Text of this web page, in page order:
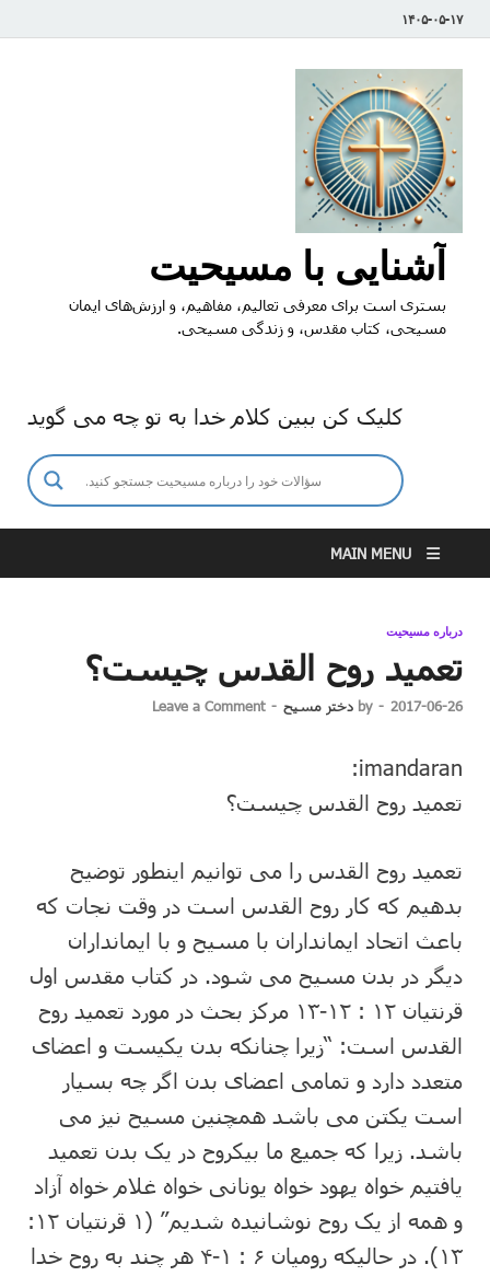
۱۴۰۵-۰۵-۱۷
آشنایی با مسیحیت
بستری است برای معرفی تعالیم، مفاهیم، و ارزش‌های ایمان
مسیحی، کتاب مقدس، و زندگی مسیحی.
کلیک کن ببین کلام خدا به تو چه می گوید
MAIN MENU
درباره مسیحیت
تعمید روح القدس چیست؟
2017-06-26
-
by دختر مسیح -
Leave a Comment
imandaran:
تعمید روح القدس چیست؟
تعمید روح القدس را می توانیم اینطور توضیح
بدهیم که کار روح القدس است در وقت نجات که
باعث اتحاد ایمانداران با مسیح و با ایمانداران
دیگر در بدن مسیح می شود. در کتاب مقدس اول
قرنتیان ۱۲ : ۱۲-۱۳ مرکز بحث در مورد تعمید روح
القدس است: “زیرا چنانکه بدن یکیست و اعضای
متعدد دارد و تمامی اعضای بدن اگر چه بسیار
است یکتن می باشد همچنین مسیح نیز می
باشد. زیرا که جمیع ما بیکروح در یک بدن تعمید
یافتیم خواه یهود خواه یونانی خواه غلام خواه آزاد
و همه از یک روح نوشانیده شدیم” (۱ قرنتیان ۱۲:
۱۳). در حالیکه رومیان ۶ : ۱-۴ هر چند به روح خدا